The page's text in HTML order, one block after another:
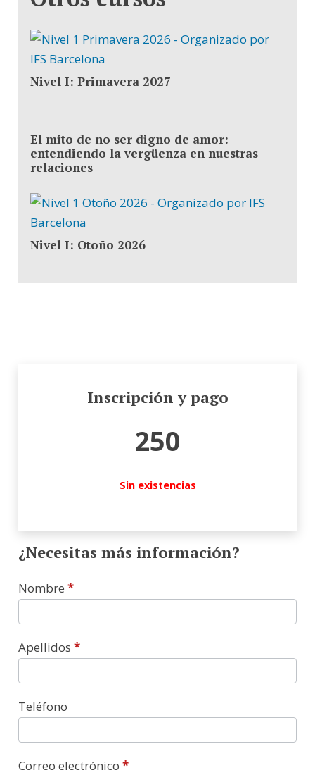
Nivel I: Primavera 2027
El mito de no ser digno de amor:
entendiendo la vergüenza en nuestras
relaciones
Nivel I: Otoño 2026
Inscripción y pago
250
Sin existencias
¿Necesitas más información?
Contacto
Nombre *
Apellidos *
Teléfono
Correo electrónico *